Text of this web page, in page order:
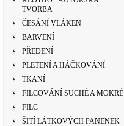
TVORBA
ČESÁNÍ VLÁKEN
BARVENÍ
PŘEDENÍ
PLETENÍ A HÁČKOVÁNÍ
TKANÍ
FILCOVÁNÍ SUCHÉ A MOKRÉ
FILC
ŠITÍ LÁTKOVÝCH PANENEK